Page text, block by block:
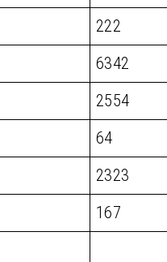
222
6342
2554
64
2323
167